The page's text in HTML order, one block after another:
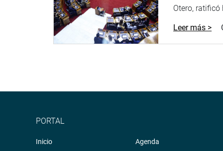
Otero, ratificó
Leer más >
PORTAL
Inicio
Agenda